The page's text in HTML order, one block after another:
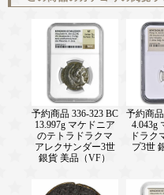
予約商品 336-323 BC
13.997g マケドニア
のテトラドラクマ
アレクサンダー3世
銀貨 美品（VF）
予約商
4.043g
ドラク
プ3世